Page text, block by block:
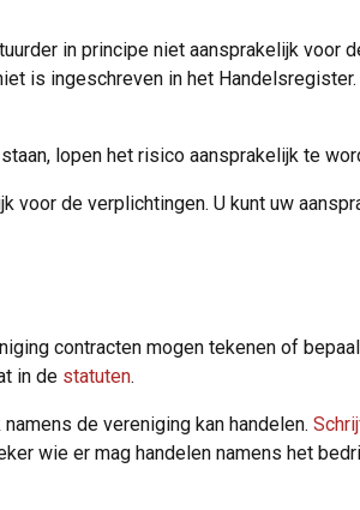
in principe niet aansprakelijk voor
is ingeschreven in het
lopen het risico aansprakelijk te
voor de verplichtingen. U kunt uw
contracten mogen tekenen of
in de statuten.
de vereniging kan handelen.
wie er mag handelen namens het